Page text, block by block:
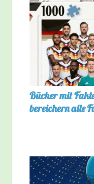
Bücher mit
bereichern alle